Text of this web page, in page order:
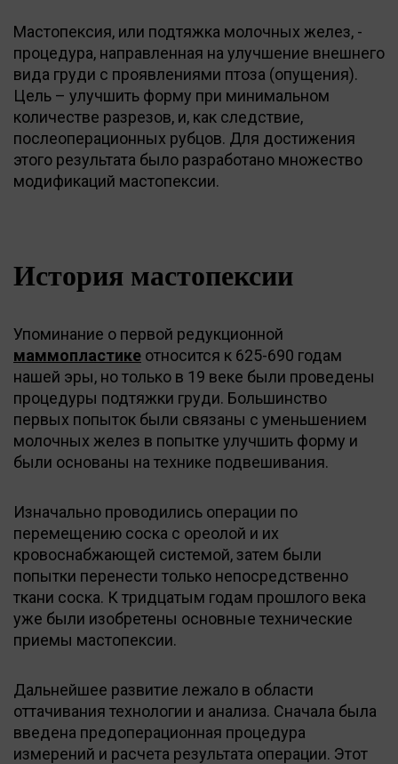
Мастопексия, или подтяжка молочных желез, -
процедура, направленная на улучшение внешнего
вида груди с проявлениями птоза (опущения).
Цель – улучшить форму при минимальном
количестве разрезов, и, как следствие,
послеоперационных рубцов. Для достижения
этого результата было разработано множество
модификаций мастопексии.
История мастопексии
Упоминание о первой редукционной
маммопластике относится к 625-690 годам
нашей эры, но только в 19 веке были проведены
процедуры подтяжки груди. Большинство
первых попыток были связаны с уменьшением
молочных желез в попытке улучшить форму и
были основаны на технике подвешивания.
Изначально проводились операции по
перемещению соска с ореолой и их
кровоснабжающей системой, затем были
попытки перенести только непосредственно
ткани соска. К тридцатым годам прошлого века
уже были изобретены основные технические
приемы мастопексии.
Дальнейшее развитие лежало в области
оттачивания технологии и анализа. Сначала была
введена предоперационная процедура
измерений и расчета результата операции. Этот